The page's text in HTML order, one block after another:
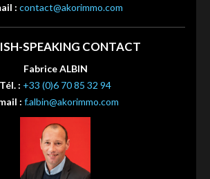
: contact@akorimmo.com
SPEAKING CONTACT
Fabrice ALBIN
Tél. : +33 (0)6 70 85 32 94
: f.albin@akorimmo.com